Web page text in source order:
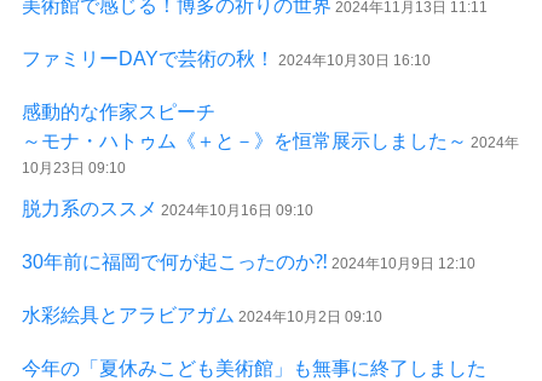
美術館で感じる！博多の祈りの世界 2024年11月13日 11:11
ファミリーDAYで芸術の秋！ 2024年10月30日 16:10
感動的な作家スピーチ
～モナ・ハトゥム《＋と－》を恒常展示しました～ 2024年
10月23日 09:10
脱力系のススメ 2024年10月16日 09:10
30年前に福岡で何が起こったのか⁈ 2024年10月9日 12:10
水彩絵具とアラビアガム 2024年10月2日 09:10
今年の「夏休みこども美術館」も無事に終了しました